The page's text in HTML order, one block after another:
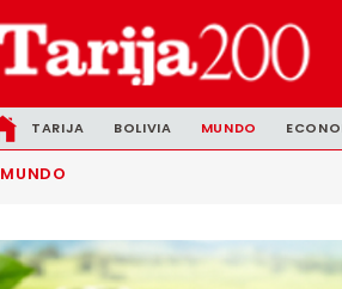
TARIJA BOLIVIA MUNDO
MUNDO